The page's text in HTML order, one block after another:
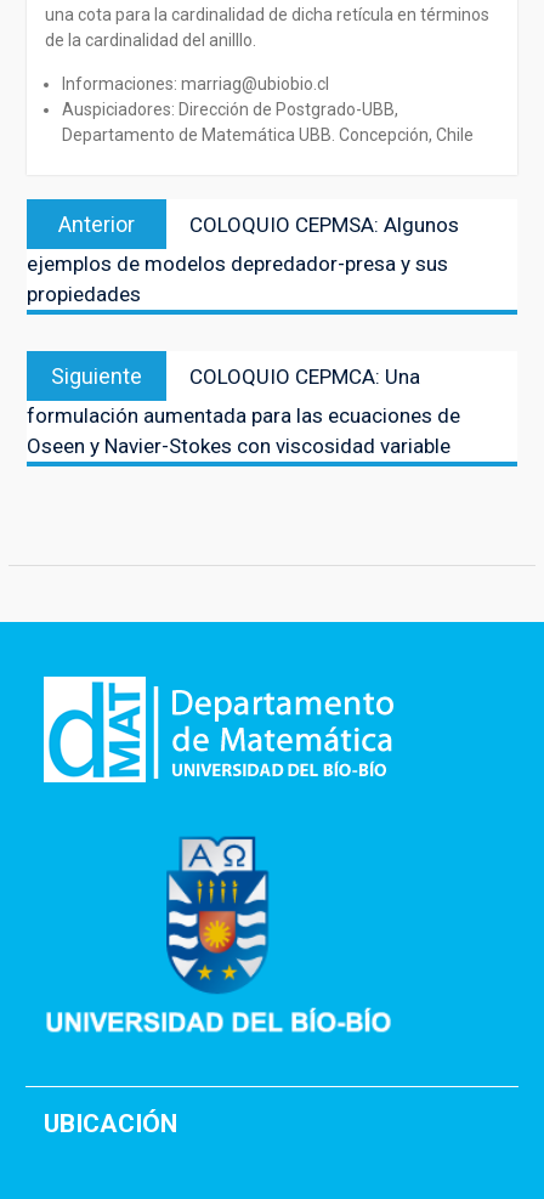
una cota para la cardinalidad de dicha retícula en términos
de la cardinalidad del anilllo.
Informaciones: marriag@ubiobio.cl
Auspiciadores: Dirección de Postgrado-UBB,
Departamento de Matemática UBB. Concepción, Chile
Navegación
entradas
Anterior
anterior:
COLOQUIO CEPMSA: Algunos
ejemplos de modelos depredador-presa y sus
propiedades
Siguiente
siguiente:
COLOQUIO CEPMCA: Una
formulación aumentada para las ecuaciones de
Oseen y Navier-Stokes con viscosidad variable
UBICACIÓN